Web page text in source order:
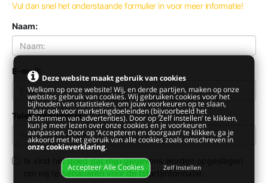
Vul dan snel het onderstaande formulier in voor meer informatie!
Naam:
E-mail:
Telefoonnummer:
Ik vind het goed dat mijn gegevens worden opgeslagen
om mij te benaderen voor de (start)informatie.
Deze website maakt gebruik van cookies
Welkom op onze website! Wij, en derde partijen, maken op onze
websites gebruik van cookies. Wij gebruiken cookies voor het
bijhouden van statistieken, om jouw voorkeuren op te slaan,
maar ook voor marketingdoeleinden (bijvoorbeeld het
afstemmen van advertenties). Door op ‘Zelf instellen’ te klikken,
kun je meer lezen over onze cookies en je voorkeuren
aanpassen. Door op ‘Accepteren en doorgaan’ te klikken, ga je
akkoord met het gebruik van alle cookies zoals omschreven in
onze cookieverklaring.
Accepteer Alle Cookies Zelf Instellen